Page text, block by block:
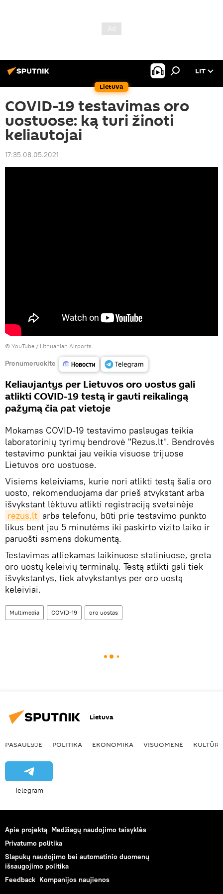
Lietuva
LIT
COVID-19 testavimas oro
uostuose: ką turi žinoti
keliautojai
17:35 08.05.2021
© YouTube / Lithuanian Airports
Prenumeruokite
Keliaujantys per Lietuvos oro uostus gali
atlikti COVID-19 testą ir gauti reikalingą
pažymą čia pat vietoje
Mokamas COVID-19 testavimo paslaugas teikia
laboratorinių tyrimų bendrovė "Rezus.lt". Bendrovės
testavimo punktai jau veikia visuose trijuose
Lietuvos oro uostuose.
Visiems keleiviams, kurie nori atlikti testą šalia oro
uosto, rekomenduojama dar prieš atvykstant arba
išvykstant lėktuvu atlikti registraciją svetainėje
rezus.lt arba telefonu, būti prie testavimo punkto
likus bent jau 5 minutėms iki paskirto vizito laiko ir
paruošti asmens dokumentą.
Testavimas atliekamas laikinuose statiniuose, greta
oro uostų keleivių terminalų. Testą atlikti gali tiek
išvykstantys, tiek atvykstantys per oro uostą
keleiviai.
Multimedia COVID-19 oro uostas
Lietuva
PASAULYJE POLITIKA EKONOMIKA VISUOMENĖ KULTŪRA
Telegram
Apie projektą Medžiagų naudojimo taisyklės
Privatumo politika
Slapukų naudojimo bei automatinio duomenų
išsaugojimo politika
Feedback Kompanijos naujienos